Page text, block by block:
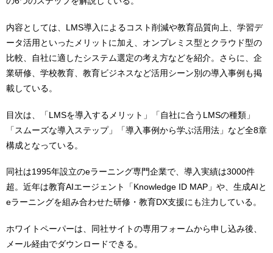
内容としては、LMS導入によるコスト削減や教育品質向上、学習デ
ータ活用といったメリットに加え、オンプレミス型とクラウド型の
比較、自社に適したシステム選定の考え方などを紹介。さらに、企
業研修、学校教育、教育ビジネスなど活用シーン別の導入事例も掲
載している。
目次は、「LMSを導入するメリット」「自社に合うLMSの種類」
「スムーズな導入ステップ」「導入事例から学ぶ活用法」など全8章
構成となっている。
同社は1995年設立のeラーニング専門企業で、導入実績は3000件
超。近年は教育AIエージェント「Knowledge ID MAP」や、生成AIと
eラーニングを組み合わせた研修・教育DX支援にも注力している。
ホワイトペーパーは、同社サイトの専用フォームから申し込み後、
メール経由でダウンロードできる。